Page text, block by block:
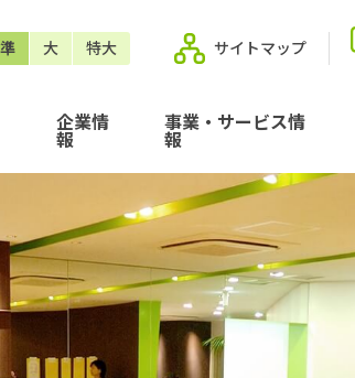
大 特大 サイトマップ
企業情
報
事業・サービス情
報